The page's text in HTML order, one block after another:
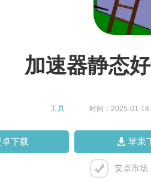
加速器静态
工具 时间：2025-01-18
下载 苹果
安卓市场